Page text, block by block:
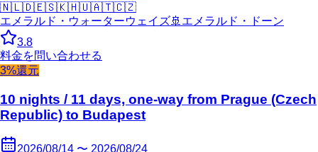
🇳🇱🇩🇪🇸🇰🇭🇺🇦🇹🇨🇿
エメラルド・ウォーターウェイズ🚢 エメラルド・ドーン
3.8
料金を問い合わせる
3%還元
10 nights / 11 days, one-way from Prague (Czech
Republic) to Budapest
2026/08/14 〜 2026/08/24